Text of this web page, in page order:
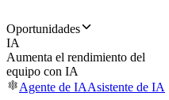
Oportunidades
IA
Aumenta el rendimiento del
equipo con IA
Agente de IAAsistente de IA